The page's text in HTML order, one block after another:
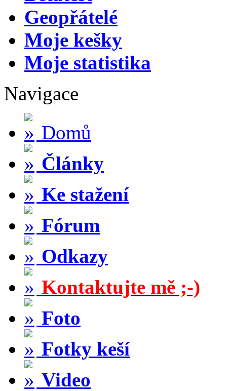
Geopřátelé
Moje kešky
Moje statistika
Navigace
Domů
Články
Ke stažení
Fórum
Odkazy
Kontaktujte mě ;-)
Foto
Fotky keší
Video